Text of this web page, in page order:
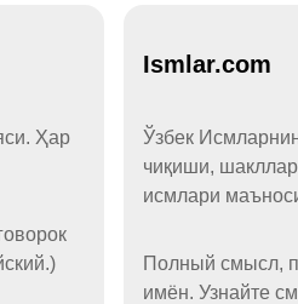
Ҳар
Ismlar.com
Ўзбек
чиқиши,
исмлари
Полный смысл,
имён. Узнайте